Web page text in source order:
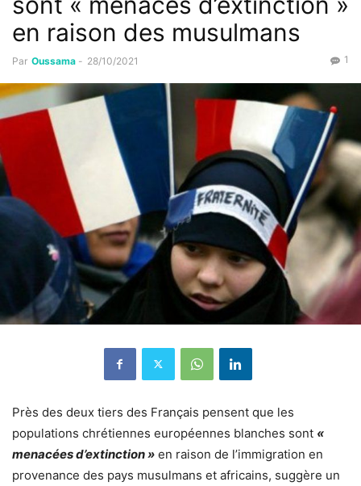
en raison des musulmans
Par Oussama - 28/10/2021 1
Près des deux tiers des Français pensent que les
populations chrétiennes européennes blanches sont «
menacées d’extinction » en raison de l’immigration en
provenance des pays musulmans et africains, suggère un